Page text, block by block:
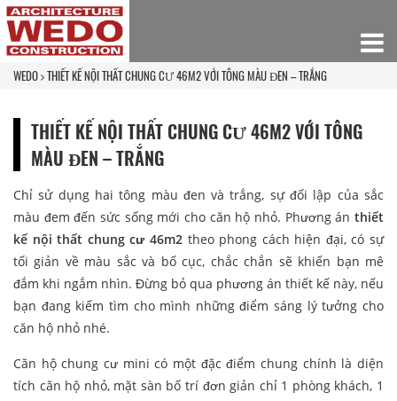
WEDO THIẾT KẾ NỘI THẤT CHUNG CƯ 46M2 VỚI TÔNG MÀU ĐEN – TRẮNG
THIẾT KẾ NỘI THẤT CHUNG CƯ 46M2 VỚI TÔNG
MÀU ĐEN – TRẮNG
Chỉ sử dụng hai tông màu đen và trắng, sự đối lập của sắc
màu đem đến sức sống mới cho căn hộ nhỏ. Phương án thiết
kế nội thất chung cư 46m2theo phong cách hiện đại, có sự
tối giản về màu sắc và bố cục, chắc chắn sẽ khiến bạn mê
đắm khi ngắm nhìn. Đừng bỏ qua phương án thiết kế này, nếu
bạn đang kiếm tìm cho mình những điểm sáng lý tưởng cho
căn hộ nhỏ nhé.
Căn hộ chung cư mini có một đặc điểm chung chính là diện
tích căn hộ nhỏ, mặt sàn bố trí đơn giản chỉ 1 phòng khách, 1